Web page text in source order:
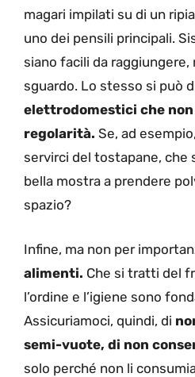
magari impilati su di un
uno dei pensili principali.
siano facili da raggiungere,
sguardo. Lo stesso si può
elettrodomestici che non
regolarità. Se, ad
servirci del tostapane, che
bella mostra a prendere
spazio?
Infine, ma non per
alimenti. Che si tratti del
l’ordine e l’igiene sono
Assicuriamoci, quindi, di
semi-vuote, di non
solo perché non li